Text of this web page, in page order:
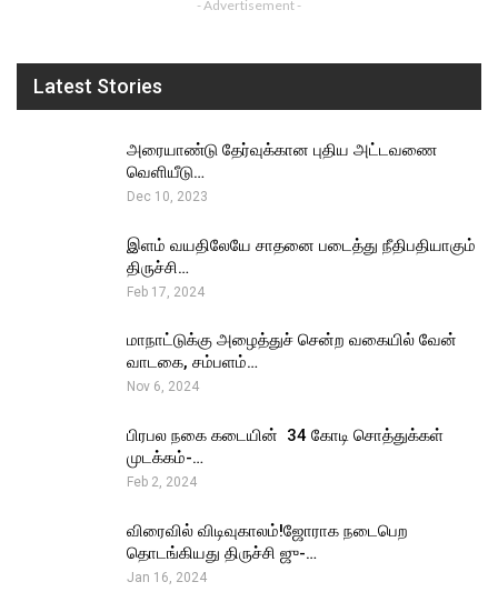
- Advertisement -
Latest Stories
அரையாண்டு தேர்வுக்கான புதிய அட்டவணை
வெளியீடு…
Dec 10, 2023
இளம் வயதிலேயே சாதனை படைத்து நீதிபதியாகும்
திருச்சி…
Feb 17, 2024
மாநாட்டுக்கு அழைத்துச் சென்ற வகையில் வேன்
வாடகை, சம்பளம்…
Nov 6, 2024
பிரபல நகை கடையின் ₹ 34 கோடி சொத்துக்கள்
முடக்கம்-…
Feb 2, 2024
விரைவில் விடிவுகாலம்!ஜோராக நடைபெற
தொடங்கியது திருச்சி ஜு-…
Jan 16, 2024